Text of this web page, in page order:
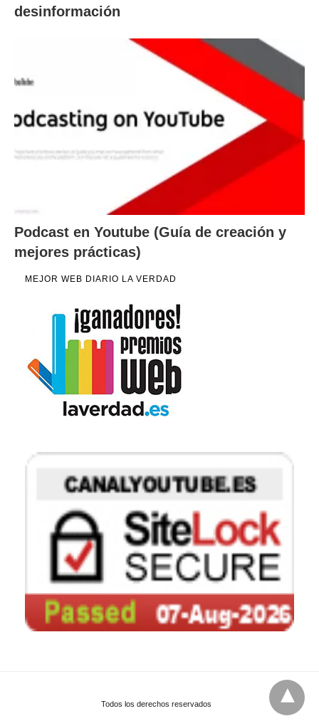
desinformación
Podcast en Youtube (Guía de creación y
mejores prácticas)
MEJOR WEB DIARIO LA VERDAD
Todos los derechos reservados